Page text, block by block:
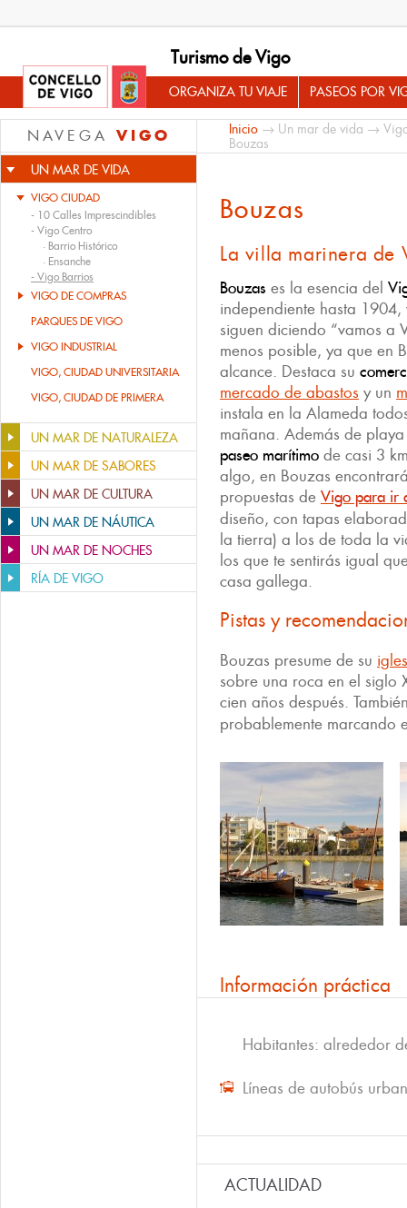
Turismo de Vigo
ORGANIZA TU VIAJE PASEOS POR
NAVEGA VIGO
UN MAR DE VIDA
VIGO CIUDAD
- 10 Calles Imprescindibles
- Vigo Centro
· Barrio Histórico
· Ensanche
- Vigo Barrios
VIGO DE COMPRAS
PARQUES DE VIGO
VIGO INDUSTRIAL
VIGO, CIUDAD UNIVERSITARIA
VIGO, CIUDAD DE PRIMERA
UN MAR DE NATURALEZA
UN MAR DE SABORES
UN MAR DE CULTURA
UN MAR DE NÁUTICA
UN MAR DE NOCHES
RÍA DE VIGO
Inicio → Un mar de vida →
Bouzas
Bouzas
La villa marinera de
Bouzas es la esencia del
independiente hasta
siguen diciendo “vamos a
menos posible, ya que en
alcance. Destaca su
mercado de abastos y un
instala en la Alameda
mañana. Además de
paseo marítimo de casi 3
algo, en Bouzas
propuestas de Vigo para ir
diseño, con tapas
la tierra) a los de toda la
los que te sentirás igual
casa gallega.
Pistas y
Bouzas presume de su
sobre una roca en el siglo
cien años después.
probablemente marcando
Información práctica
Habitantes: alrededor
Líneas de autobús
ACTUALIDAD